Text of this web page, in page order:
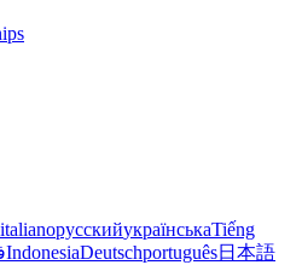
italianoрусскийукраїнськаTiếng
IndonesiaDeutschportuguês日本語